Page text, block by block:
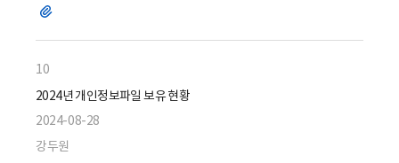
파
10
2024년 개인정보파일 보유 현황
2024-08-28
강두원